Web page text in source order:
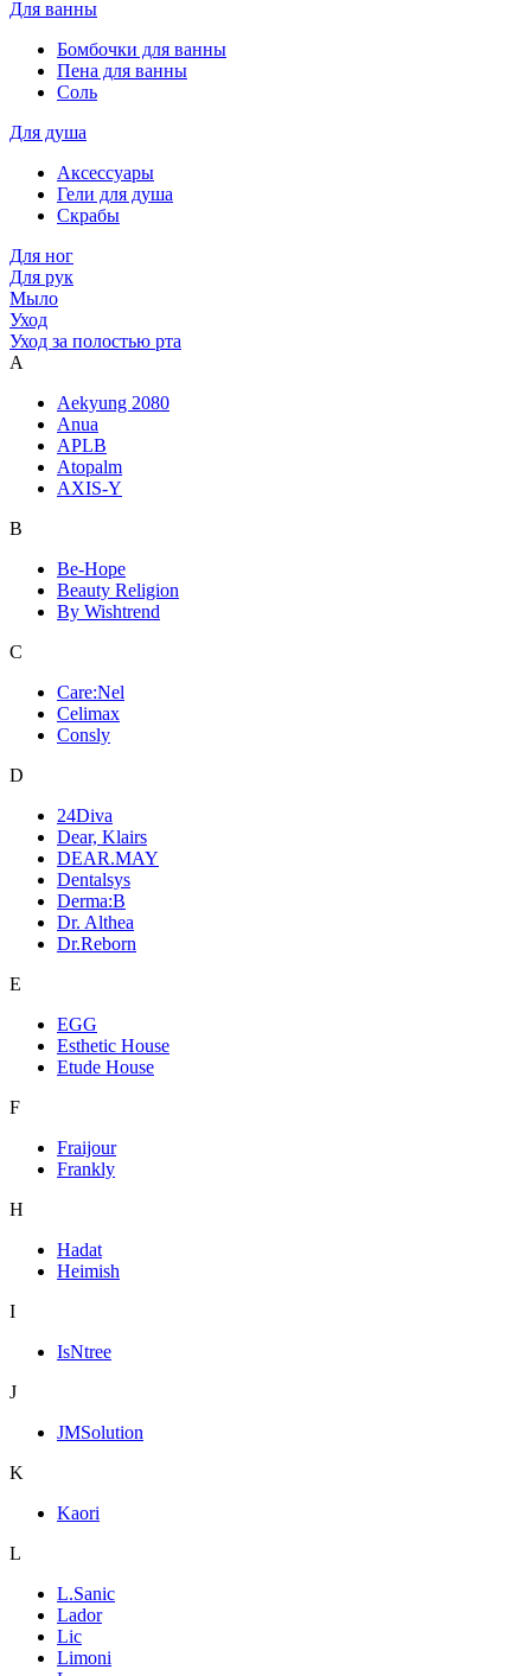
Для ванны
Бомбочки для ванны
Пена для ванны
Соль
Для душа
Аксессуары
Гели для душа
Скрабы
Для ног
Для рук
Мыло
Уход
Уход за полостью рта
A
Aekyung 2080
Anua
APLB
Atopalm
AXIS-Y
B
Be-Hope
Beauty Religion
By Wishtrend
C
Care:Nel
Celimax
Consly
D
24Diva
Dear, Klairs
DEAR.MAY
Dentalsys
Derma:B
Dr. Althea
Dr.Reborn
E
EGG
Esthetic House
Etude House
F
Fraijour
Frankly
H
Hadat
Heimish
I
IsNtree
J
JMSolution
K
Kaori
L
L.Sanic
Lador
Lic
Limoni